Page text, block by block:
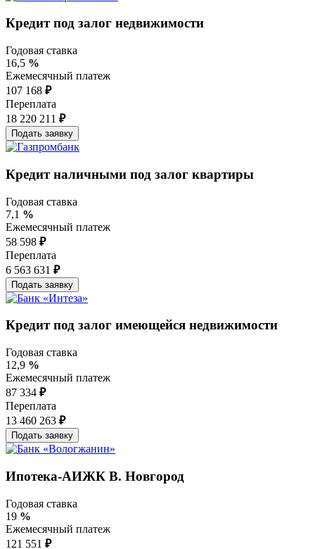
Кредит под залог недвижимости
Годовая ставка
16,5 %
Ежемесячный платеж
107 168 ₽
Переплата
18 220 211 ₽
Кредит наличными под залог квартиры
Годовая ставка
7,1 %
Ежемесячный платеж
58 598 ₽
Переплата
6 563 631 ₽
Кредит под залог имеющейся недвижимости
Годовая ставка
12,9 %
Ежемесячный платеж
87 334 ₽
Переплата
13 460 263 ₽
Ипотека-АИЖК В. Новгород
Годовая ставка
19 %
Ежемесячный платеж
121 551 ₽